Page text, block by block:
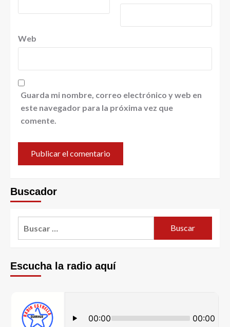
Web
Guarda mi nombre, correo electrónico y web en
este navegador para la próxima vez que
comente.
Buscador
Escucha la radio aquí